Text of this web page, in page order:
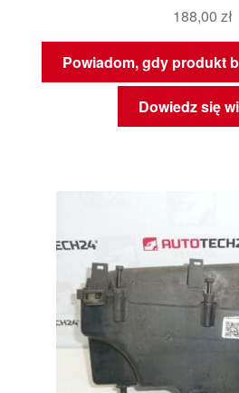
188,00 zł
Powiadom, gdy produkt
Dowiedz się